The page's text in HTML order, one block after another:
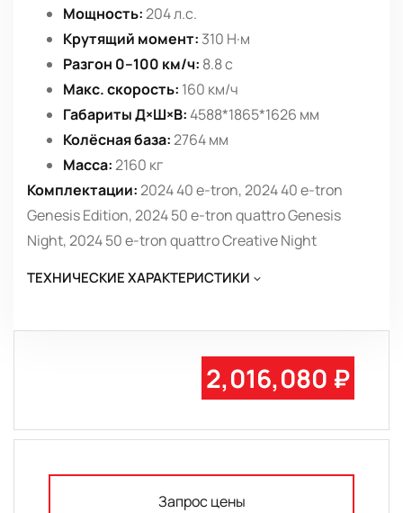
Мощность:204 л.с.
Крутящий момент: 310 Н·м
Разгон 0–100 км/ч: 8.8 с
Макс. скорость: 160 км/ч
Габариты Д×Ш×В: 4588*1865*1626 мм
Колёсная база:2764 мм
Масса:2160 кг
Комплектации:2024 40 e-tron, 2024 40 e-tron
Genesis Edition, 2024 50 e-tron quattro Genesis
Night, 2024 50 e-tron quattro Creative Night
ТЕХНИЧЕСКИЕ ХАРАКТЕРИСТИКИ
2,016,080 ₽
Запрос цены